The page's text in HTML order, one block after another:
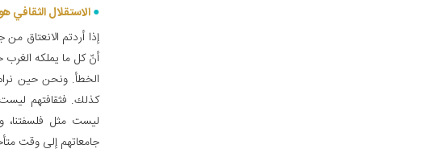
الاستقلال الثقافي
إذا أردتم الانعتاق
أنّ كل ما يملكه الغرب
الخطأ. ونحن حين
كذلك. فثقافتهم ليست
ليست مثل
جامعاتهم إلى وقت